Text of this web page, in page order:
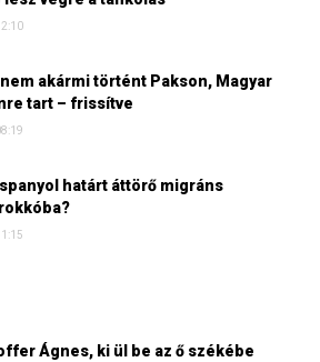
akármi történt Pakson, Magyar
tart – frissítve
határt áttörő migráns
Ágnes, ki ül be az ő székébe